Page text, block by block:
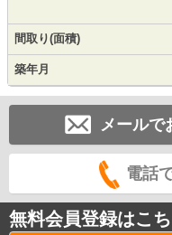
間取り(面積)
築年月
メールで
電話
無料会員登録はこ